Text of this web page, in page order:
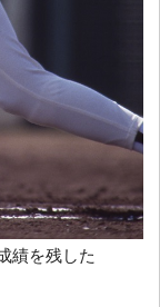
績を残した